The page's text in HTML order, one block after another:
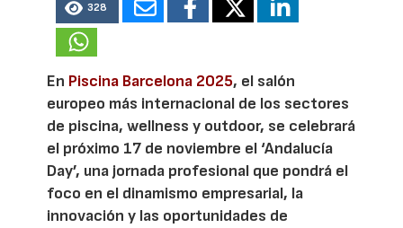
328
En Piscina Barcelona 2025, el salón
europeo más internacional de los sectores
de piscina, wellness y outdoor, se celebrará
el próximo 17 de noviembre el ‘Andalucía
Day’, una jornada profesional que pondrá el
foco en el dinamismo empresarial, la
innovación y las oportunidades de